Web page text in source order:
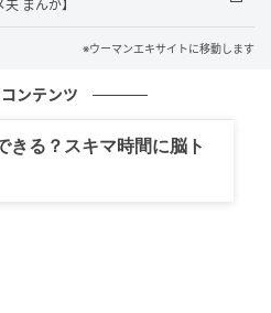
まんが】
※ウーマンエキサイトに移動します
ンテンツ
きる？スキマ時間に脳ト